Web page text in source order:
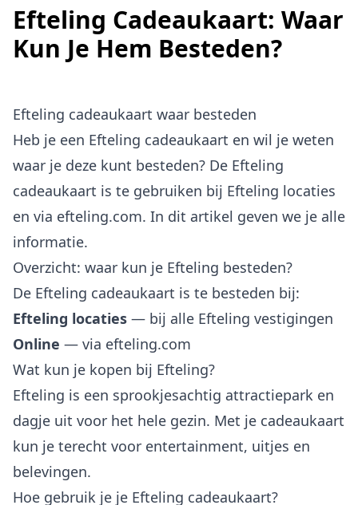
Efteling Cadeaukaart: Waar
Kun Je Hem Besteden?
Efteling cadeaukaart waar besteden
Heb je een Efteling cadeaukaart en wil je weten
waar je deze kunt besteden? De Efteling
cadeaukaart is te gebruiken bij Efteling locaties
en via efteling.com. In dit artikel geven we je alle
informatie.
Overzicht: waar kun je Efteling besteden?
De Efteling cadeaukaart is te besteden bij:
Efteling locaties — bij alle Efteling vestigingen
Online — via efteling.com
Wat kun je kopen bij Efteling?
Efteling is een sprookjesachtig attractiepark en
dagje uit voor het hele gezin. Met je cadeaukaart
kun je terecht voor entertainment, uitjes en
belevingen.
Hoe gebruik je je Efteling cadeaukaart?